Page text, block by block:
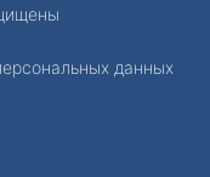
данных